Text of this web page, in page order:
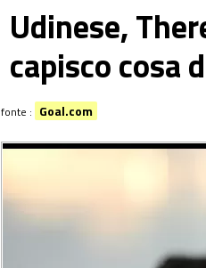
Udinese,
capisco cosa
fonte : Goal.com